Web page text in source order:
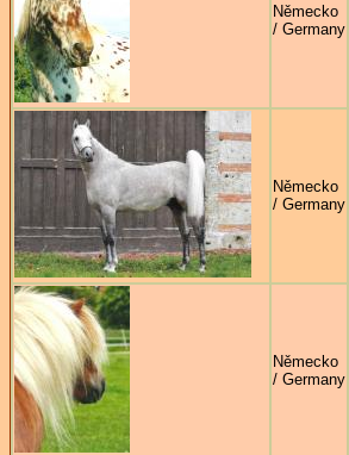
Německo
/ Germany
Německo
/ Germany
Německo
/ Germany